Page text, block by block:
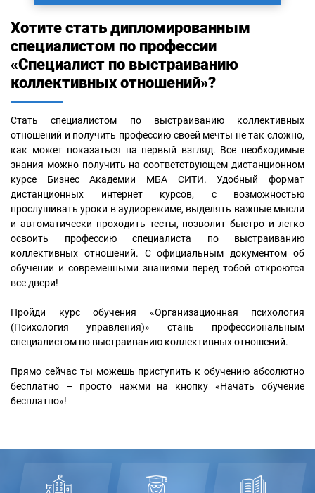
Хотите стать дипломированным
специалистом по профессии
«Специалист по выстраиванию
коллективных отношений»?
Стать специалистом по выстраиванию коллективных
отношений и получить профессию своей мечты не так сложно,
как может показаться на первый взгляд. Все необходимые
знания можно получить на соответствующем дистанционном
курсе Бизнес Академии МБА СИТИ. Удобный формат
дистанционных интернет курсов, с возможностью
прослушивать уроки в аудиорежиме, выделять важные мысли
и автоматически проходить тесты, позволит быстро и легко
освоить профессию специалиста по выстраиванию
коллективных отношений. С официальным документом об
обучении и современными знаниями перед тобой откроются
все двери!
Пройди курс обучения «Организационная психология
(Психология управления)» стань профессиональным
специалистом по выстраиванию коллективных отношений.
Прямо сейчас ты можешь приступить к обучению абсолютно
бесплатно – просто нажми на кнопку «Начать обучение
бесплатно»!